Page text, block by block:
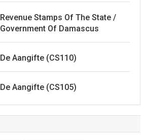
Revenue Stamps Of The State /
Government Of Damascus
De Aangifte (CS110)
De Aangifte (CS105)